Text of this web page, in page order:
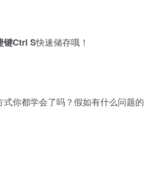
键Ctrl S快速储存哦！
你都学会了吗？假如有什么问题的